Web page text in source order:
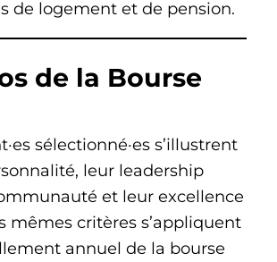
de logement et de pension.
de la Bourse
sélectionné·es s’illustrent
leur leadership
et leur excellence
mêmes critères s’appliquent
annuel de la bourse